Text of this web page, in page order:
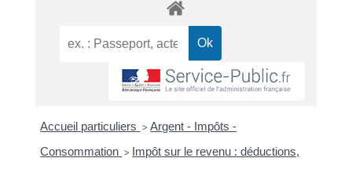
Accueil particuliers > Argent - Impôts -
Consommation > Impôt sur le revenu : déductions,